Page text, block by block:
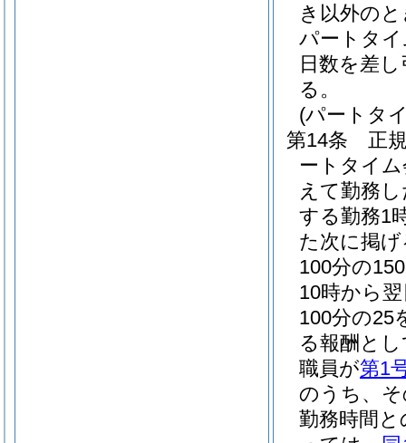
き以外の
パートタ
日数を差
る。
(パートタ
第14条
正
ートタイ
えて勤務
する勤務1
た次に掲
100分の
10時から
100分の25
る報酬と
職員が第1
のうち、
勤務時間